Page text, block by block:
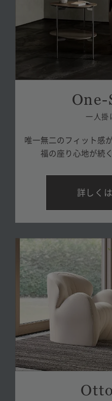
一人掛
唯一無二のフィット感が
福の座り心地が続
詳しく